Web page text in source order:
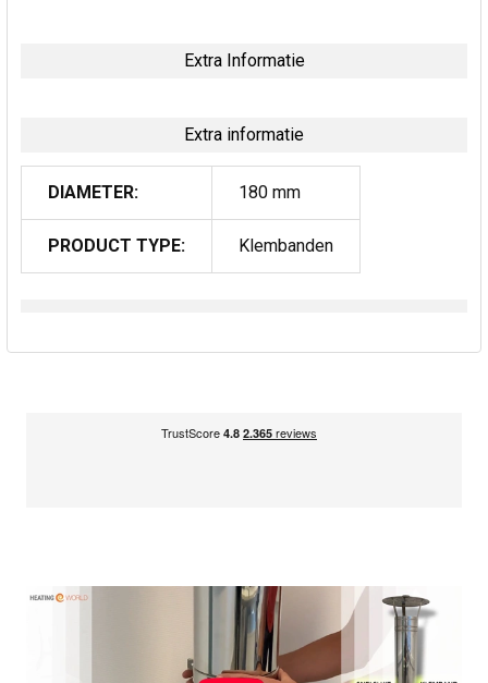
Extra Informatie
Extra informatie
DIAMETER: 180 mm
PRODUCT TYPE: Klembanden